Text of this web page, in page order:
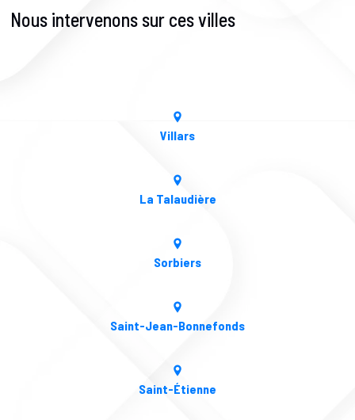
Nous intervenons sur ces villes
Villars
La Talaudière
Sorbiers
Saint-Jean-Bonnefonds
Saint-Étienne